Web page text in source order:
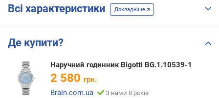
Всі характеристики Докладніше
Де купити?
Наручний годинник Bigotti BG.1.10539-1
2 580 грн.
Brain.com.ua
З нами 8 років